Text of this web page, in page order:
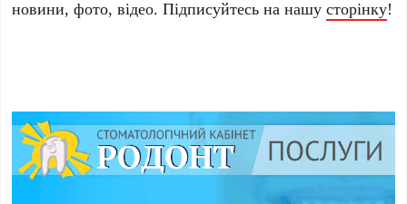
новини, фото, відео. Підписуйтесь на нашусторінку!